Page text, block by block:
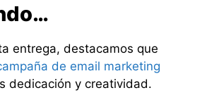
entrega, destacamos que
de email marketing
dedicación y creatividad.